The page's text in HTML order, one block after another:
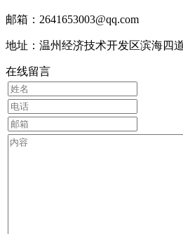
邮箱：2641653003@qq.com
地址：温州经济技术开发区滨海四
在线留言